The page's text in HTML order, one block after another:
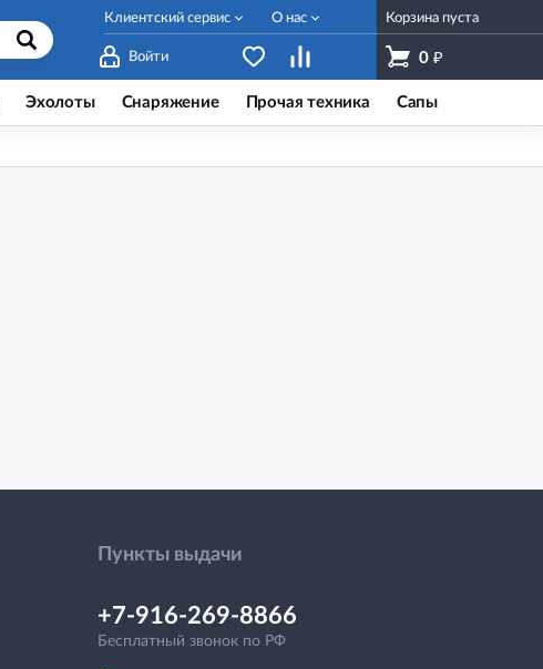
Войти
Корзина пуста
0 ₽
Клиентский сервис О нас
Эхолоты Снаряжение Прочая техника Сапы
Пункты выдачи
+7-916-269-8866
Бесплатный звонок по РФ